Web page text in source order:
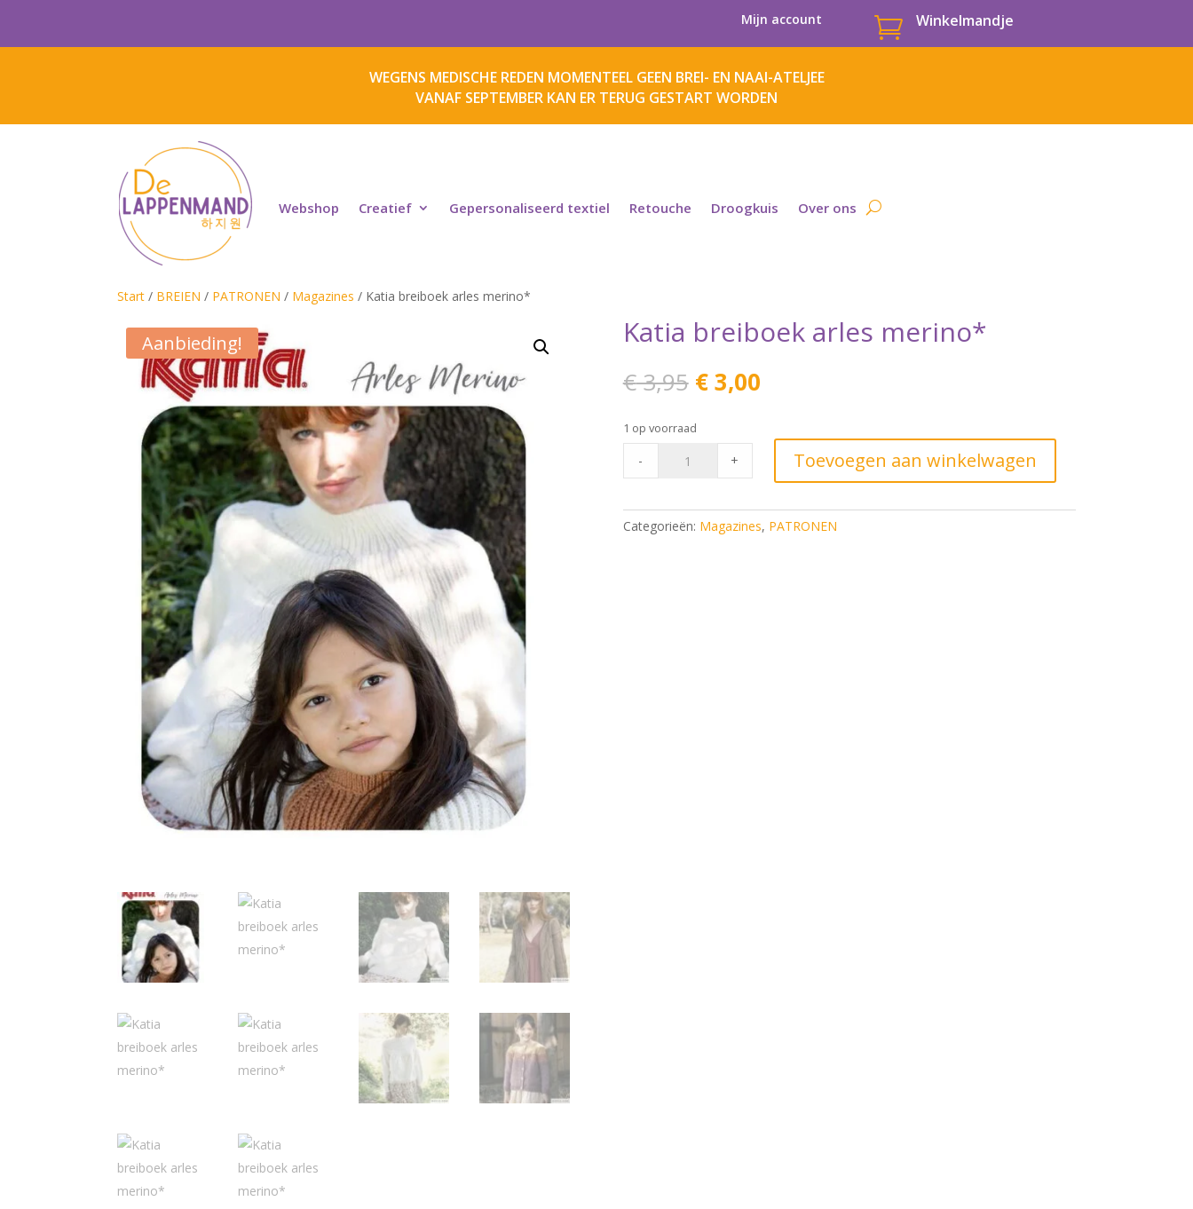
Mijn account  Winkelmandje
WEGENS MEDISCHE REDEN MOMENTEEL GEEN BREI- EN NAAI-ATELJEE
VANAF SEPTEMBER KAN ER TERUG GESTART WORDEN
Webshop Creatief Gepersonaliseerd textiel Retouche Droogkuis Over ons
Start / BREIEN / PATRONEN / Magazines / Katia breiboek arles merino*
Aanbieding! Katia breiboek arles merino*
€3,95 Oorspronkelijke
prijs
was:
€ 3,95.
€3,00Huidige
€ 3,00.
1 op voorraad
merino*
quantity
- + Toevoegen aan winkelwagen
Categorieën: Magazines, PATRONEN